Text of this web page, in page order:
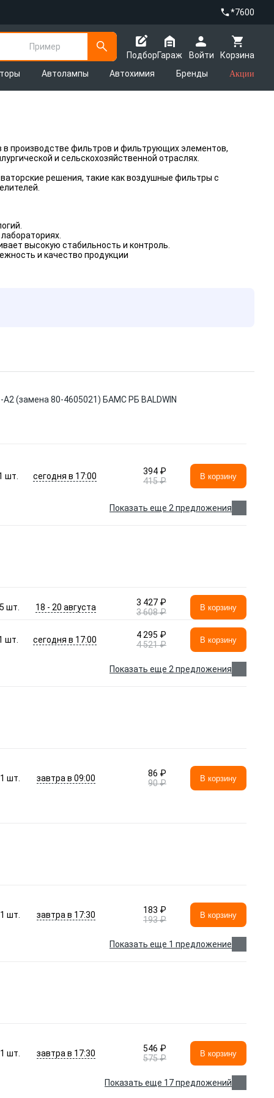
*7600
Пример
Подбор
Корзина
Гараж
Войти
Автолампы Автохимия Бренды Акции
в производстве фильтров и фильтрующих элементов,
и сельскохозяйственной отраслях.
решения, такие как воздушные фильтры с
высокую стабильность и контроль.
и качество продукции
(замена 80-4605021) БАМС РБ BALDWIN
шт. сегодня в 17:00
394 ₽
415 ₽
В корзину
Показать еще 2 предложения
шт. 18 - 20 августа
3 427 ₽
3 608 ₽
В корзину
шт. сегодня в 17:00
4 295 ₽
4 521 ₽
В корзину
Показать еще 2 предложения
1шт. завтра в 09:00
86 ₽
90 ₽
В корзину
1шт. завтра в 17:30
183 ₽
193 ₽
В корзину
Показать еще 1 предложение
1шт. завтра в 17:30
546 ₽
575 ₽
В корзину
Показать еще 17 предложений